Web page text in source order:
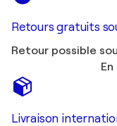
Retours gratuits
Retour possible
Livraison